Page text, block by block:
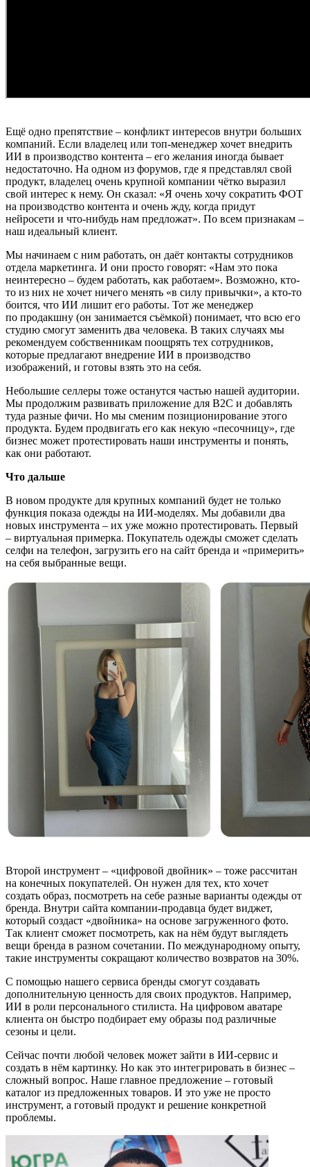
Ещё одно препятствие – конфликт интересов внутри больших
компаний. Если владелец или топ-менеджер хочет внедрить
ИИ в производство контента – его желания иногда бывает
недостаточно. На одном из форумов, где я представлял свой
продукт, владелец очень крупной компании чётко выразил
свой интерес к нему. Он сказал: «Я очень хочу сократить ФОТ
на производство контента и очень жду, когда придут
нейросети и что-нибудь нам предложат». По всем признакам –
наш идеальный клиент.
Мы начинаем с ним работать, он даёт контакты сотрудников
отдела маркетинга. И они просто говорят: «Нам это пока
неинтересно – будем работать, как работаем». Возможно, кто-
то из них не хочет ничего менять «в силу привычки», а кто-то
боится, что ИИ лишит его работы. Тот же менеджер
по продакшну (он занимается съёмкой) понимает, что всю его
студию смогут заменить два человека. В таких случаях мы
рекомендуем собственникам поощрять тех сотрудников,
которые предлагают внедрение ИИ в производство
изображений, и готовы взять это на себя.
Небольшие селлеры тоже останутся частью нашей аудитории.
Мы продолжим развивать приложение для В2С и добавлять
туда разные фичи. Но мы сменим позиционирование этого
продукта. Будем продвигать его как некую «песочницу», где
бизнес может протестировать наши инструменты и понять,
как они работают.
Что дальше
В новом продукте для крупных компаний будет не только
функция показа одежды на ИИ-моделях. Мы добавили два
новых инструмента – их уже можно протестировать. Первый
– виртуальная примерка. Покупатель одежды сможет сделать
селфи на телефон, загрузить его на сайт бренда и «примерить»
на себя выбранные вещи.
Второй инструмент – «цифровой двойник» – тоже рассчитан
на конечных покупателей. Он нужен для тех, кто хочет
создать образ, посмотреть на себе разные варианты одежды от
бренда. Внутри сайта компании-продавца будет виджет,
который создаст «двойника» на основе загруженного фото.
Так клиент сможет посмотреть, как на нём будут выглядеть
вещи бренда в разном сочетании. По международному опыту,
такие инструменты сокращают количество возвратов на 30%.
С помощью нашего сервиса бренды смогут создавать
дополнительную ценность для своих продуктов. Например,
ИИ в роли персонального стилиста. На цифровом аватаре
клиента он быстро подбирает ему образы под различные
сезоны и цели.
Сейчас почти любой человек может зайти в ИИ-сервис и
создать в нём картинку. Но как это интегрировать в бизнес –
сложный вопрос. Наше главное предложение – готовый
каталог из предложенных товаров. И это уже не просто
инструмент, а готовый продукт и решение конкретной
проблемы.